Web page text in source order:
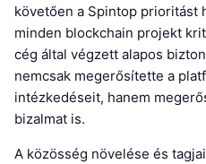
követően a Spintop prioritást
minden blockchain projekt
cég által végzett alapos
nemcsak megerősítette a
intézkedéseit, hanem
bizalmat is.
A közösség növelése és